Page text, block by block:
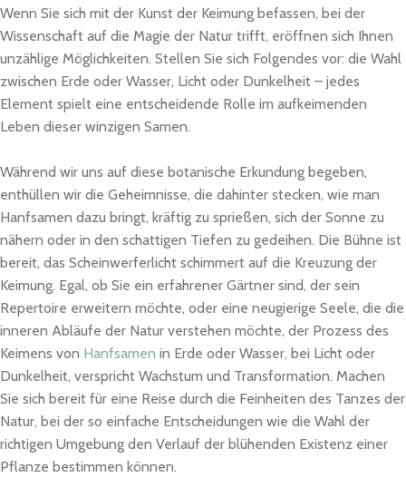
Wenn Sie sich mit der Kunst der Keimung befassen, bei der
Wissenschaft auf die Magie der Natur trifft, eröffnen sich Ihnen
unzählige Möglichkeiten. Stellen Sie sich Folgendes vor: die Wahl
zwischen Erde oder Wasser, Licht oder Dunkelheit – jedes
Element spielt eine entscheidende Rolle im aufkeimenden
Leben dieser winzigen Samen.
Während wir uns auf diese botanische Erkundung begeben,
enthüllen wir die Geheimnisse, die dahinter stecken, wie man
Hanfsamen dazu bringt, kräftig zu sprießen, sich der Sonne zu
nähern oder in den schattigen Tiefen zu gedeihen. Die Bühne ist
bereit, das Scheinwerferlicht schimmert auf die Kreuzung der
Keimung. Egal, ob Sie ein erfahrener Gärtner sind, der sein
Repertoire erweitern möchte, oder eine neugierige Seele, die die
inneren Abläufe der Natur verstehen möchte, der Prozess des
Keimens von Hanfsamen in Erde oder Wasser, bei Licht oder
Dunkelheit, verspricht Wachstum und Transformation. Machen
Sie sich bereit für eine Reise durch die Feinheiten des Tanzes der
Natur, bei der so einfache Entscheidungen wie die Wahl der
richtigen Umgebung den Verlauf der blühenden Existenz einer
Pflanze bestimmen können.